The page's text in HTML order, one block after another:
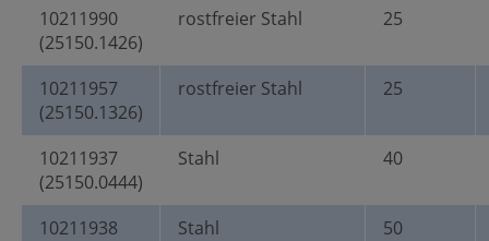
10211990
(25150.1426)
rostfreier Stahl 25
10211957
(25150.1326)
rostfreier Stahl 25
10211937
(25150.0444)
Stahl 40
10211938
Stahl 50